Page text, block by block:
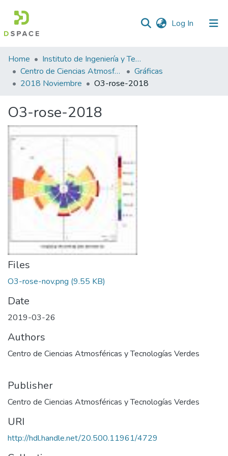
Log In (current)
Statistics
Home
Instituto de Ingeniería y Tecnología
Centro de Ciencias Atmosféricas y Tecnologías Verdes
Gráficas
2018 Noviembre
O3-rose-2018
O3-rose-2018
Files
O3-rose-nov.png (9.55 KB)
Date
2019-03-26
Authors
Centro de Ciencias Atmosféricas y Tecnologías Verdes
Publisher
Centro de Ciencias Atmosféricas y Tecnologías Verdes
URI
http://hdl.handle.net/20.500.11961/4729